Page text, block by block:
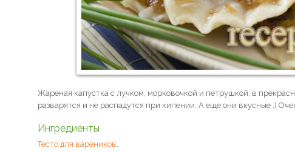
Жареная капустка с лучком, морковочкой и петрушкой, в
разварятся и не распадутся при кипении. А еще они вкусные :)
Ингредиенты
Тесто для вареников.